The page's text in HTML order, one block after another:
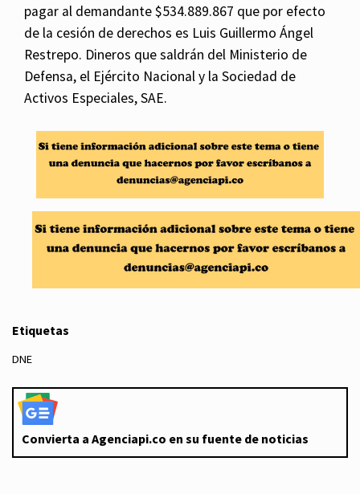
pagar al demandante $534.889.867 que por efecto
de la cesión de derechos es Luis Guillermo Ángel
Restrepo. Dineros que saldrán del Ministerio de
Defensa, el Ejército Nacional y la Sociedad de
Activos Especiales, SAE.
Etiquetas
DNE
Convierta a Agenciapi.co en su fuente de noticias